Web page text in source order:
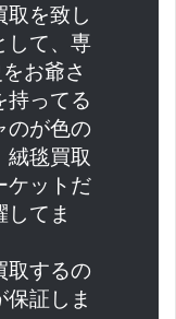
取を致し
して、専
お爺さ
持ってる
のが色の
絨毯買取
ケットだ
してま
取するの
証しま